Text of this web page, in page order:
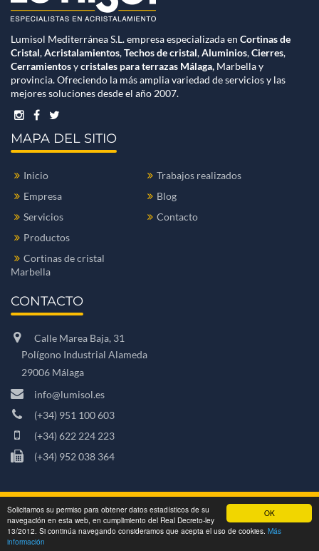
OK
Solicitamos su permiso para obtener datos estadísticos de su
navegación en esta web, en cumplimiento del Real Decreto-ley
13/2012. Si continúa navegando consideramos que acepta el uso de cookies. Más
información
Lumisol Mediterránea S.L. empresa especializada en Cortinas de
Cristal,Acristalamientos,Techos de cristal,Aluminios,Cierres,
Cerramientosycristales para terrazas Málaga, Marbella y
provincia. Ofreciendo la más amplia variedad de servicios y las
mejores soluciones desde el año 2007.
MAPA DEL SITIO
Inicio
Empresa
Servicios
Productos
Cortinas de cristal
Marbella
Trabajos realizados
Blog
Contacto
CONTACTO
Calle Marea Baja, 31
Polígono Industrial Alameda
29006 Málaga
info@lumisol.es
(+34) 951 100 603
(+34) 622 224 223
(+34) 952 038 364
2026
© Lumisol - Todos los derechos reservados -
Created byVisionClick